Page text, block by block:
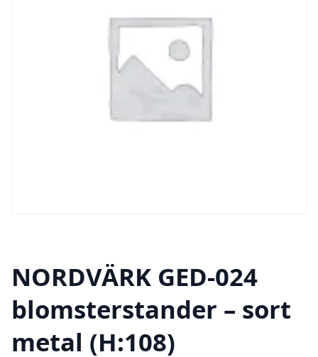
NORDVÄRK GED-024
blomsterstander – sort
metal (H:108)